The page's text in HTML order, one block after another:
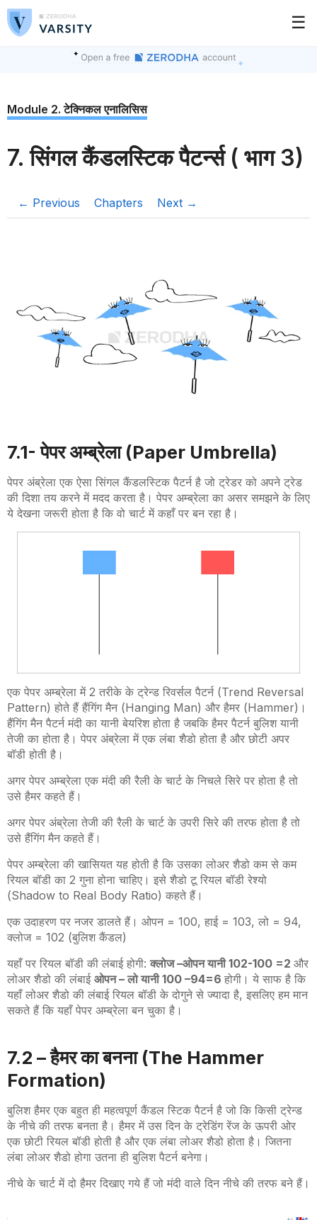
☰
Module 2. टेक्निकल एनालिसिस
7. सिंगल कैंडलस्टिक पैटर्न्स ( भाग 3)
← Previous Chapters Next →
7.1-पेपर अम्ब्रेला (Paper Umbrella)
पेपर अंब्रेला एक ऐसा सिंगल कैंडलस्टिक पैटर्न है जो ट्रेडर को अपने ट्रेड
की दिशा तय करने में मदद करता है। पेपर अम्ब्रेला का असर समझने के लिए
ये देखना जरूरी होता है कि वो चार्ट में कहाँ पर बन रहा है।
एक पेपर अम्ब्रेला में 2 तरीके के ट्रेन्ड रिवर्सल पैटर्न(Trend Reversal
Pattern) होते हैं हैंगिंग मैन(Hanging Man) और हैमर (Hammer) ।
हैंगिंग मैन पैटर्न मंदी का यानी बेयरिश होता है जबकि हैमर पैटर्न बुलिश यानी
तेजी का होता है। पेपर अंब्रेला में एक लंबा शैडो होता है और छोटी अपर
बॉडी होती है।
अगर पेपर अम्ब्रेला एक मंदी की रैली के चार्ट के निचले सिरे पर होता है तो
उसे हैमर कहते हैं।
अगर पेपर अंब्रेला तेजी की रैली के चार्ट के उपरी सिरे की तरफ होता है तो
उसे हैंगिंग मैन कहते हैं।
पेपर अम्ब्रेला की खासियत यह होती है कि उसका लोअर शैडो कम से कम
रियल बॉडी का 2 गुना होना चाहिए। इसे शैडो टू रियल बॉडी रेश्यो
(Shadow to Real Body Ratio) कहते हैं।
एक उदाहरण पर नजर डालते हैं। ओपन = 100, हाई = 103, लो = 94,
क्लोज = 102 (बुलिश कैंडल)
यहाँ पर रियल बॉडी की लंबाई होगी: क्लोज–ओपन यानी 102-100 =2 और
लोअर शैडो की लंबाई ओपन–लो यानी 100 –94=6 होगी। ये साफ है कि
यहाँ लोअर शैडो की लंबाई रियल बॉडी के दोगुने से ज्यादा है, इसलिए हम मान
सकते हैं कि यहाँ पेपर अम्ब्रेला बन चुका है।
7.2 –हैमर का बनना (The Hammer
Formation)
बुलिश हैमर एक बहुत ही महत्वपूर्ण कैंडल स्टिक पैटर्न है जो कि किसी ट्रेन्ड
के नीचे की तरफ बनता है। हैमर में उस दिन के ट्रेडिंग रेंज के ऊपरी ओर
एक छोटी रियल बॉडी होती है और एक लंबा लोअर शैडो होता है। जितना
लंबा लोअर शैडो होगा उतना ही बुलिश पैटर्न बनेगा।
नीचे के चार्ट में दो हैमर दिखाए गये हैं जो मंदी वाले दिन नीचे की तरफ बने हैं।